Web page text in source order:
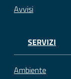
Avvisi
SERVIZI
Ambiente